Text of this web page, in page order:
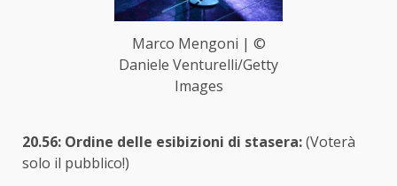
Marco Mengoni | ©
Daniele Venturelli/Getty
Images
20.56: Ordine delle esibizioni di stasera:(Voterà
solo il pubblico!)